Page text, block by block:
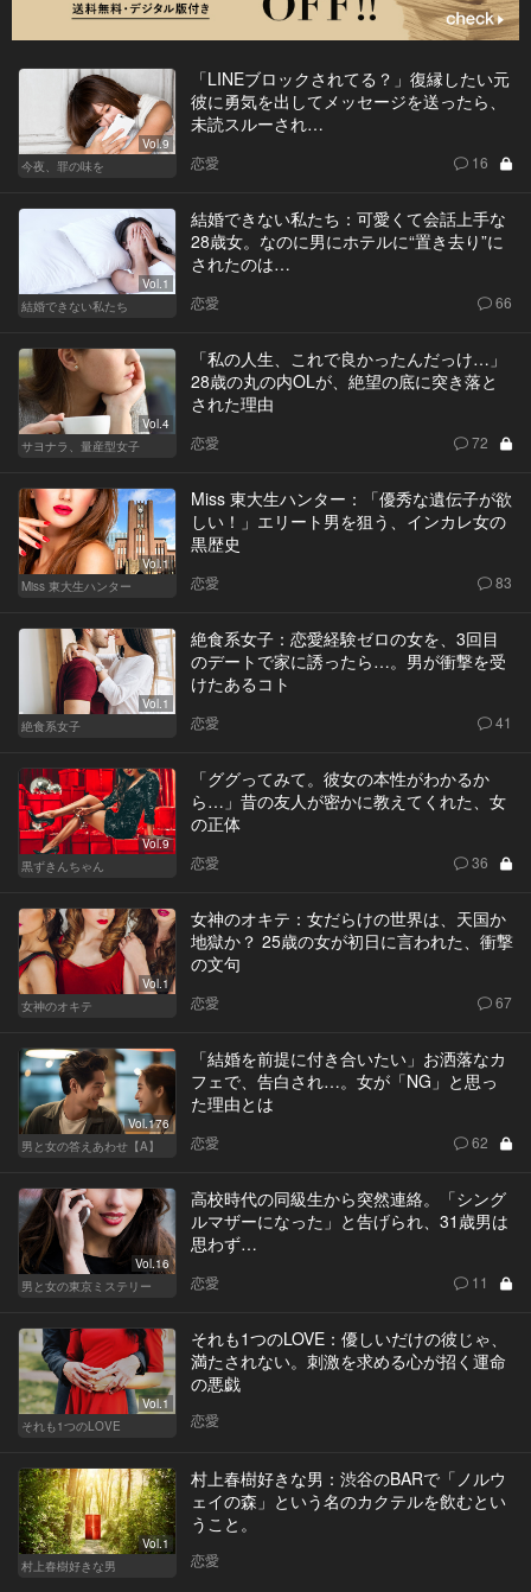
Vol.9
今夜、罪の味を
「LINEブロックされてる？」復縁したい元
彼に勇気を出してメッセージを送ったら、
未読スルーされ…
恋愛 16
Vol.1
結婚できない私たち
結婚できない私たち：可愛くて会話上手な
28歳女。なのに男にホテルに“置き去り”に
されたのは…
恋愛 66
Vol.4
サヨナラ、量産型女子
「私の人生、これで良かったんだっけ…」
28歳の丸の内OLが、絶望の底に突き落と
された理由
恋愛 72
Vol.1
Miss 東大生ハンター
Miss 東大生ハンター：「優秀な遺伝子が欲
しい！」エリート男を狙う、インカレ女の
黒歴史
恋愛 83
Vol.1
絶食系女子
絶食系女子：恋愛経験ゼロの女を、3回目
のデートで家に誘ったら…。男が衝撃を受
けたあるコト
恋愛 41
Vol.9
黒ずきんちゃん
「ググってみて。彼女の本性がわかるか
ら…」昔の友人が密かに教えてくれた、女
の正体
恋愛 36
Vol.1
女神のオキテ
女神のオキテ：女だらけの世界は、天国か
地獄か？ 25歳の女が初日に言われた、衝撃
の文句
恋愛 67
Vol.176
男と女の答えあわせ【A】
「結婚を前提に付き合いたい」お洒落なカ
フェで、告白され…。女が「NG」と思っ
た理由とは
恋愛 62
Vol.16
男と女の東京ミステリー
高校時代の同級生から突然連絡。「シング
ルマザーになった」と告げられ、31歳男は
思わず…
恋愛 11
Vol.1
それも1つのLOVE
それも1つのLOVE：優しいだけの彼じゃ、
満たされない。刺激を求める心が招く運命
の悪戯
恋愛
Vol.1
村上春樹好きな男
村上春樹好きな男：渋谷のBARで「ノルウ
ェイの森」という名のカクテルを飲むとい
うこと。
恋愛